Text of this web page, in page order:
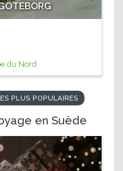
du Nord
PLUS POPULAIRES
en Suède